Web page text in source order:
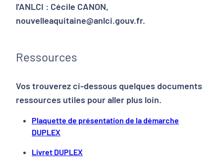
l'ANLCI : Cécile CANON,
nouvelleaquitaine@anlci.gouv.fr.
Ressources
Vos trouverez ci-dessous quelques documents
ressources utiles pour aller plus loin.
Plaquette de présentation de la démarche
DUPLEX
Livret DUPLEX